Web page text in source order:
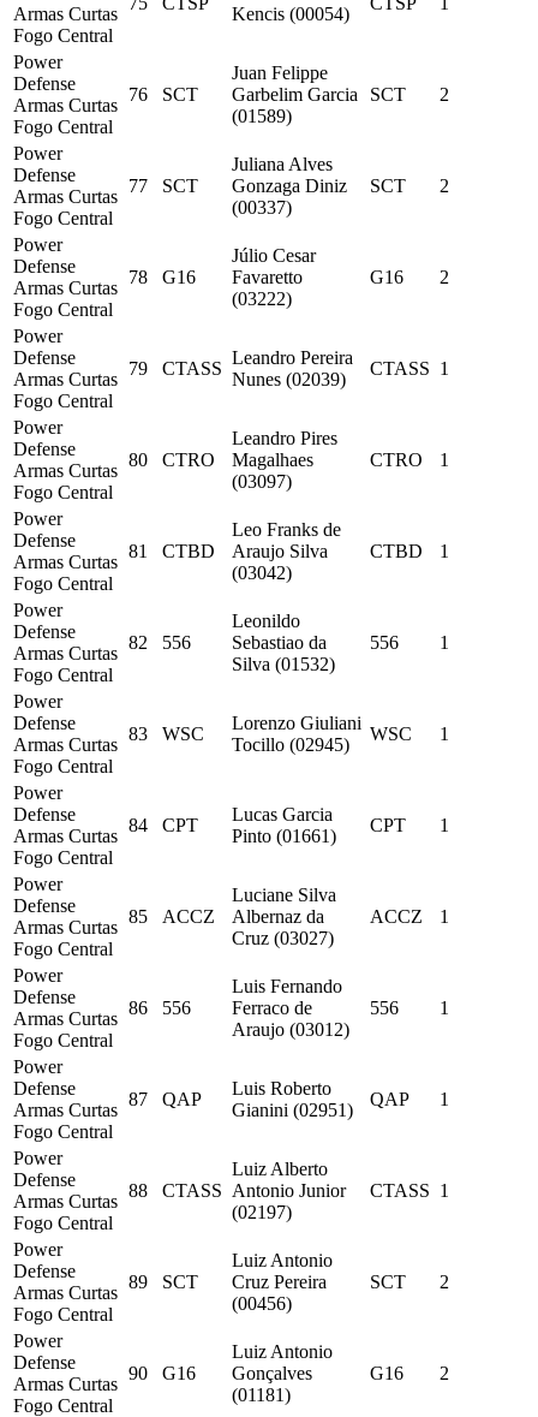
Armas Curtas
Fogo Central
Kencis (00054)
Power
Defense
Armas Curtas
Fogo Central
76 SCT
Juan Felippe
Garbelim Garcia
(01589)
SCT 2
Power
Defense
Armas Curtas
Fogo Central
77 SCT
Juliana Alves
Gonzaga Diniz
(00337)
SCT 2
Power
Defense
Armas Curtas
Fogo Central
78 G16
Júlio Cesar
Favaretto
(03222)
G16 2
Power
Defense
Armas Curtas
Fogo Central
79 CTASS
Leandro Pereira
Nunes (02039)
CTASS 1
Power
Defense
Armas Curtas
Fogo Central
80 CTRO
Leandro Pires
Magalhaes
(03097)
CTRO 1
Power
Defense
Armas Curtas
Fogo Central
81 CTBD
Leo Franks de
Araujo Silva
(03042)
CTBD 1
Power
Defense
Armas Curtas
Fogo Central
82 556
Leonildo
Sebastiao da
Silva (01532)
556 1
Power
Defense
Armas Curtas
Fogo Central
83 WSC
Lorenzo Giuliani
Tocillo (02945)
WSC 1
Power
Defense
Armas Curtas
Fogo Central
84 CPT
Lucas Garcia
Pinto (01661)
CPT 1
Power
Defense
Armas Curtas
Fogo Central
85 ACCZ
Luciane Silva
Albernaz da
Cruz (03027)
ACCZ 1
Power
Defense
Armas Curtas
Fogo Central
86 556
Luis Fernando
Ferraco de
Araujo (03012)
556 1
Power
Defense
Armas Curtas
Fogo Central
87 QAP
Luis Roberto
Gianini (02951)
QAP 1
Power
Defense
Armas Curtas
Fogo Central
88 CTASS
Luiz Alberto
Antonio Junior
(02197)
CTASS 1
Power
Defense
Armas Curtas
Fogo Central
89 SCT
Luiz Antonio
Cruz Pereira
(00456)
SCT 2
Power
Defense
Armas Curtas
Fogo Central
90 G16
Luiz Antonio
Gonçalves
(01181)
G16 2